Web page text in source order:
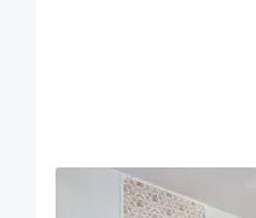
OFERTA NOUA